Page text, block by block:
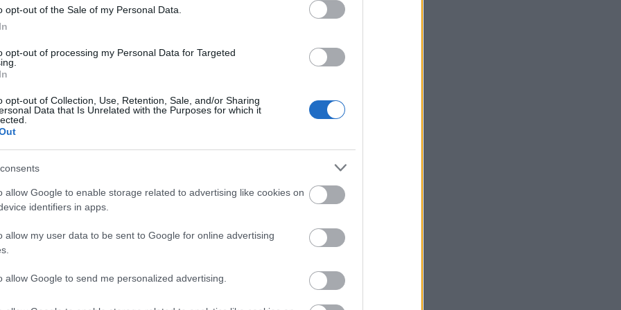
opt-out of the Sale of my Personal Data.
opt-out of processing my Personal Data for Targeted
opt-out of Collection, Use, Retention, Sale, and/or Sharing
Data that Is Unrelated with the Purposes for which it
allow Google to enable storage related to advertising like cookies on
identifiers in apps.
allow my user data to be sent to Google for online advertising
allow Google to send me personalized advertising.
του Υψηλάντη στη Μολδοβλαχία, η σπίθα της
Πελοπόννησο, ένα από τα πιο καθυστερημένα
σ’ όλο τον ελλαδικό χώρο. Διαβάστε τη συνέχεια